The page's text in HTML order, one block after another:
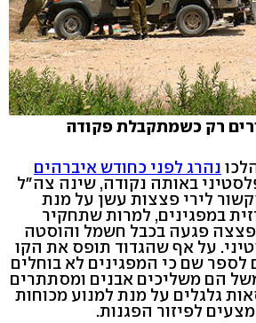
רק כשמתקבלת פקודה
נהרג לפני כחודש איברהים
באותה נקודה, שינה צה"ל
לירי פצצות עשן על מנת
במפגינים, למרות שתחקיר
פגעה בכבל חשמל והוסטה
על אף שהגדוד תופס את הקו
לספר שם כי המפגינים לא בוחלים
הם משליכים אבנים ומסתתרים
גלגלים על מנת למנוע מכוחות
לפיזור הפגנות.